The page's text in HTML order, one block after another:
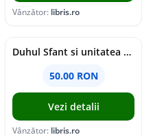
Vânzător: libris.ro
Duhul Sfant si unitatea Bisericii. Jurnal de Conciliu - Andre Scrima
50.00 RON
Vezi detalii
Vânzător: libris.ro